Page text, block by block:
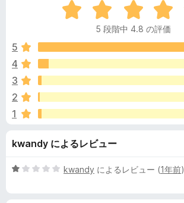
ラ
ウ
ザ
ー
ド
オ
ン
o
c
k
O
r
5
段
中
.
の
価
5 段階中 4.8 の評価
5
4
3
2
1
kwandy によるレビュー
5
kwandy によるレビュー (1年前)